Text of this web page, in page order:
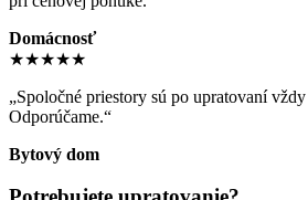
Domácnosť
★★★★★
„Spoločné priestory sú po upratovaní
Odporúčame.“
Bytový dom